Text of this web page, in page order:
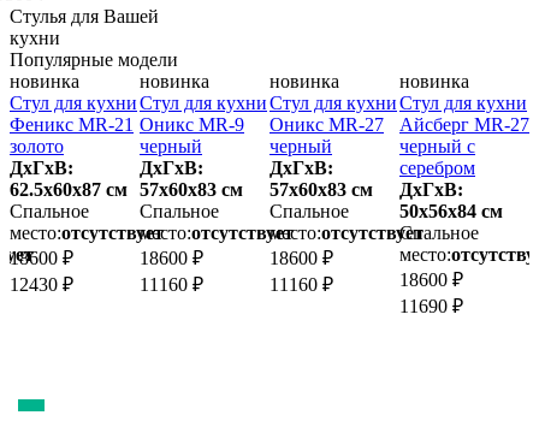
Стулья для Вашей
кухни
Популярные модели
новинка
Стул для кухни
Феникс MR-21
золото
ДхГхВ:
62.5х60x87 см
Спальное
место:отсутствует
18600 ₽
12430 ₽
новинка
Стул для кухни
Оникс MR-9
черный
ДхГхВ:
57х60x83 см
Спальное
место:отсутствует
18600 ₽
11160 ₽
новинка
Стул для кухни
Оникс MR-27
черный
ДхГхВ:
57х60x83 см
Спальное
место:отсутствует
18600 ₽
11160 ₽
новинка
Стул для кухни
Айсберг MR-27
черный с
серебром
ДхГхВ:
50х56x84 см
Спальное
место:
18600 ₽
11690 ₽